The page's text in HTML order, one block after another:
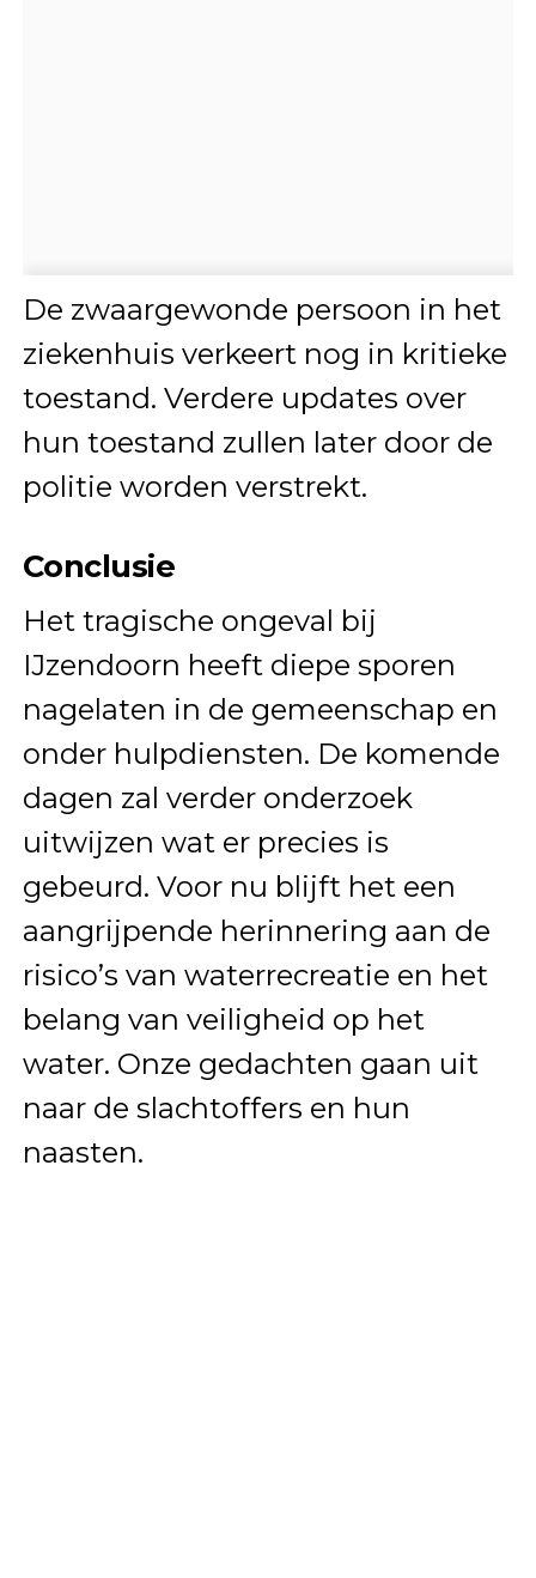
De zwaargewonde persoon in het
ziekenhuis verkeert nog in kritieke
toestand. Verdere updates over
hun toestand zullen later door de
politie worden verstrekt.
Conclusie
Het tragische ongeval bij
IJzendoorn heeft diepe sporen
nagelaten in de gemeenschap en
onder hulpdiensten. De komende
dagen zal verder onderzoek
uitwijzen wat er precies is
gebeurd. Voor nu blijft het een
aangrijpende herinnering aan de
risico’s van waterrecreatie en het
belang van veiligheid op het
water. Onze gedachten gaan uit
naar de slachtoffers en hun
naasten.